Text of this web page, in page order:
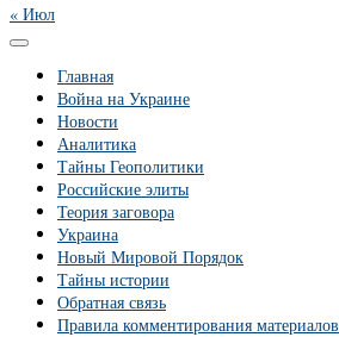
« Июл
Главная
Война на Украине
Новости
Аналитика
Тайны Геополитики
Российские элиты
Теория заговора
Украина
Новый Мировой Порядок
Тайны истории
Обратная связь
Правила комментирования материалов